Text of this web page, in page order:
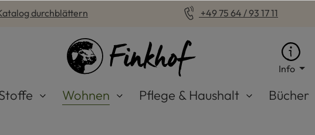
durchblättern +49 75 64 / 93 17 11
Info
Wohnen Pflege & Haushalt Bücher